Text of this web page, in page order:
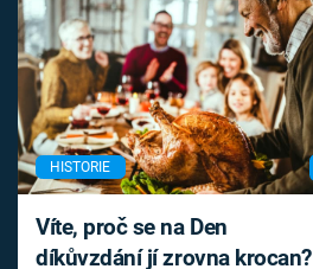
HISTORIE
Víte, proč se na Den
díkůvzdání jí zrovna krocan?